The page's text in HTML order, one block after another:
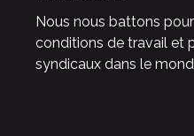
Nous nous battons
conditions de travail et
syndicaux dans le